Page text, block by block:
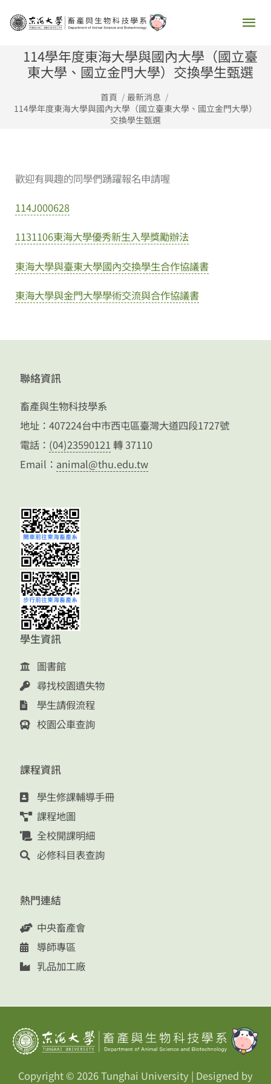
主
要
選
單
114學年度東海大學與國內大學（國立臺
東大學、國立金門大學）交換學生甄選
首頁
最新消息
114學年度東海大學與國內大學（國立臺東大學、國立金門大學）
交換學生甄選
歡迎有興趣的同學們踴躍報名申請喔
114J000628
1131106東海大學優秀新生入學獎勵辦法
東海大學與臺東大學國內交換學生合作協議書
東海大學與金門大學學術交流與合作協議書
聯絡資訊
畜產與生物科技學系
地址：407224台中市西屯區臺灣大道四段1727號
電話： (04)23590121 轉 37110
Email： animal@thu.edu.tw
學生資訊
圖書館
尋找校園遺失物
學生請假流程
校園公車查詢
課程資訊
學生修課輔導手冊
課程地圖
全校開課明細
必修科目表查詢
熱門連結
中央畜產會
導師專區
乳品加工廠
Copyright © 2026Tunghai University | Designed by